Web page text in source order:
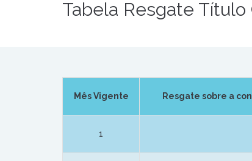
Tabela Resgate Título
Mês Vigente Resgate sobre a
1